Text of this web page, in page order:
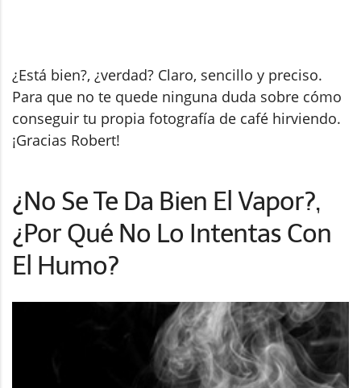
¿Está bien?, ¿verdad? Claro, sencillo y preciso.
Para que no te quede ninguna duda sobre cómo
conseguir tu propia fotografía de café hirviendo.
¡Gracias Robert!
¿No Se Te Da Bien El Vapor?,
¿Por Qué No Lo Intentas Con
El Humo?